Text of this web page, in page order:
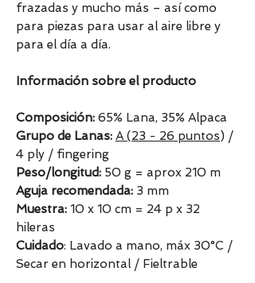
frazadas y mucho más – así como
para piezas para usar al aire libre y
para el día a día.
Información sobre el producto
Composición: 65% Lana, 35% Alpaca
Grupo de Lanas: A (23 - 26 puntos) /
4 ply / fingering
Peso/longitud: 50 g = aprox 210 m
Aguja recomendada: 3 mm
Muestra: 10 x 10 cm = 24 p x 32
hileras
Cuidado: Lavado a mano, máx 30°C /
Secar en horizontal / Fieltrable